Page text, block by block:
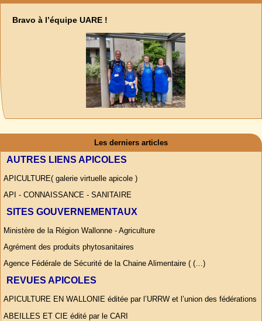
Bravo à l’équipe UARE !
Les derniers articles
AUTRES LIENS APICOLES
APICULTURE( galerie virtuelle apicole )
API - CONNAISSANCE - SANITAIRE
SITES GOUVERNEMENTAUX
Ministère de la Région Wallonne - Agriculture
Agrément des produits phytosanitaires
Agence Fédérale de Sécurité de la Chaine Alimentaire ( (…)
REVUES APICOLES
APICULTURE EN WALLONIE éditée par l’URRW et l’union des fédérations
ABEILLES ET CIE édité par le CARI